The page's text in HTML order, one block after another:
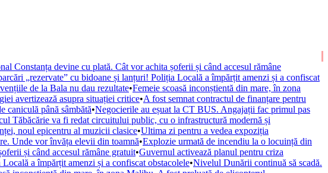
Constanța devine cu plată. Cât vor achita șoferii și când accesul rămâne
„rezervate” cu bidoane și lanțuri! Poliția Locală a împărțit amenzi și a confiscat
de la Bala nu dau rezultate•Femeie scoasă inconștientă din mare, în zona
avertizează asupra situației critice•A fost semnat contractul de finanțare pentru
caniculă până sâmbătă•Negocierile au eșuat la CT BUS. Angajații fac primul pas
Tăbăcărie va fi redat circuitului public, cu o infrastructură modernă și
noul epicentru al muzicii clasice•Ultima zi pentru a vedea expoziția
Unde vor învăța elevii din toamnă•Explozie urmată de incendiu la o locuință din
și când accesul rămâne gratuit•Guvernul activează planul pentru criza
a împărțit amenzi și a confiscat obstacolele•Nivelul Dunării continuă să scadă.